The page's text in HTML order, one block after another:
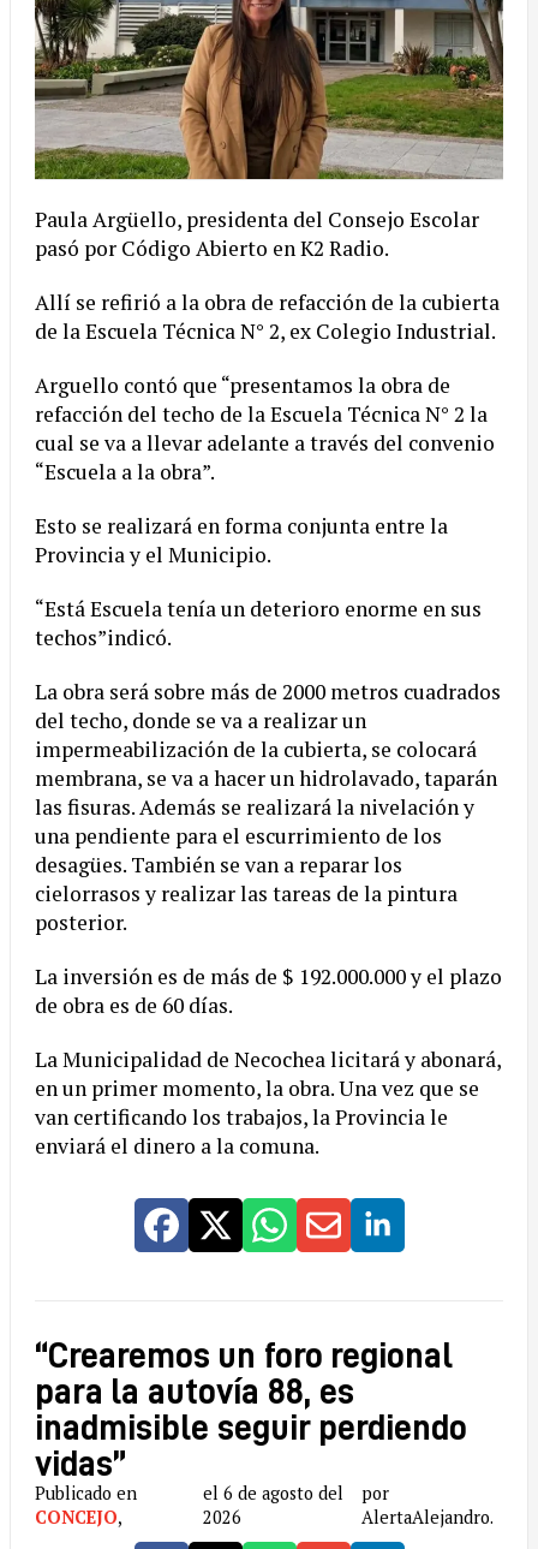
Paula Argüello, presidenta del Consejo Escolar
pasó por Código Abierto en K2 Radio.
Allí se refirió a la obra de refacción de la cubierta
de la Escuela Técnica N° 2, ex Colegio Industrial.
Arguello contó que “presentamos la obra de
refacción del techo de la Escuela Técnica N° 2 la
cual se va a llevar adelante a través del convenio
“Escuela a la obra”.
Esto se realizará en forma conjunta entre la
Provincia y el Municipio.
“Está Escuela tenía un deterioro enorme en sus
techos”indicó.
La obra será sobre más de 2000 metros cuadrados
del techo, donde se va a realizar un
impermeabilización de la cubierta, se colocará
membrana, se va a hacer un hidrolavado, taparán
las fisuras. Además se realizará la nivelación y
una pendiente para el escurrimiento de los
desagües. También se van a reparar los
cielorrasos y realizar las tareas de la pintura
posterior.
La inversión es de más de $ 192.000.000 y el plazo
de obra es de 60 días.
La Municipalidad de Necochea licitará y abonará,
en un primer momento, la obra. Una vez que se
van certificando los trabajos, la Provincia le
enviará el dinero a la comuna.
“Crearemos un foro regional
para la autovía 88, es
inadmisible seguir perdiendo
vidas”
Publicado en
CONCEJO,
el 6 de agosto del
2026
por
AlertaAlejandro.